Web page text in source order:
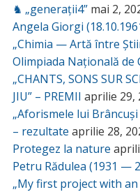
♞ „generații4” mai 2,
Angela Giorgi
„Chimia — Artă între
Olimpiada Națională de
„CHANTS, SONS SUR
JIU” – PREMII aprilie 29,
„Aforismele lui
– rezultate aprilie 28,
Protegez la nature
Petru Rădulea (1931 —
„My first project with